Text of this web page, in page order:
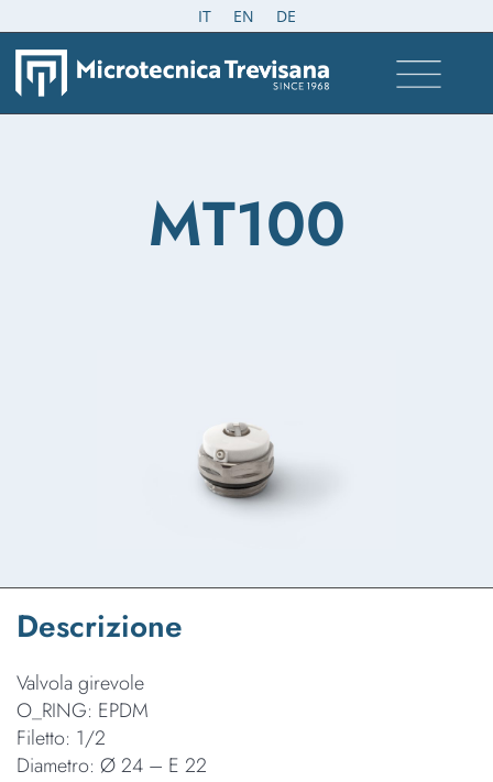
IT EN DE
MT100
Descrizione
Valvola girevole
O_RING: EPDM
Filetto: 1/2
Diametro: Ø 24 – E 22